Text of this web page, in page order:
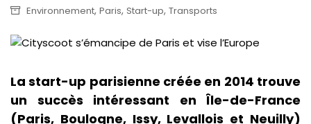
Environnement, Paris, Start-up, Transports
La start-up parisienne créée en 2014 trouve
un succès intéressant en Île-de-France
(Paris, Boulogne, Issy, Levallois et Neuilly)